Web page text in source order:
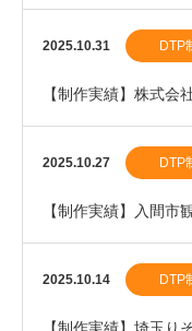
2025.10.31 DTP
【制作実績】株式会
ました。
2025.10.27 DTP
【制作実績】入間市
ンド」を制作しまし
2025.10.14 DTP